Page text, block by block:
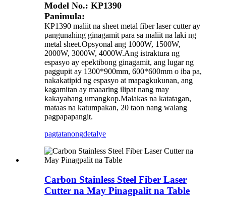
Model No.: KP1390
Panimula:
KP1390 maliit na sheet metal fiber laser cutter ay
pangunahing ginagamit para sa maliit na laki ng
metal sheet.Opsyonal ang 1000W, 1500W,
2000W, 3000W, 4000W.Ang istraktura ng
espasyo ay epektibong ginagamit, ang lugar ng
paggupit ay 1300*900mm, 600*600mm o iba pa,
nakakatipid ng espasyo at mapagkukunan, ang
kagamitan ay maaaring ilipat nang may
kakayahang umangkop.Malakas na katatagan,
mataas na katumpakan, 20 taon nang walang
pagpapapangit.
pagtatanongdetalye
Carbon Stainless Steel Fiber Laser
Cutter na May Pinagpalit na Table